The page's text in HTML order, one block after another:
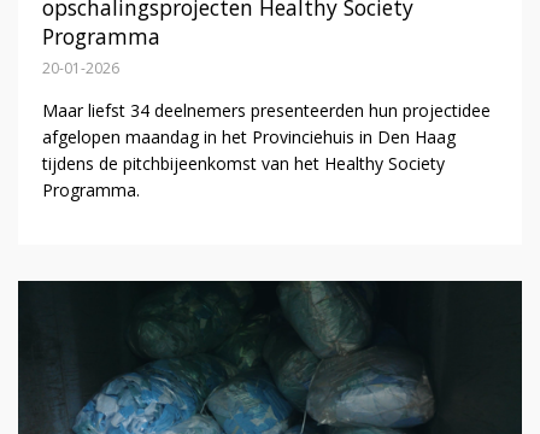
opschalingsprojecten Healthy Society
Programma
20-01-2026
Maar liefst 34 deelnemers presenteerden hun projectidee
afgelopen maandag in het Provinciehuis in Den Haag
tijdens de pitchbijeenkomst van het Healthy Society
Programma.